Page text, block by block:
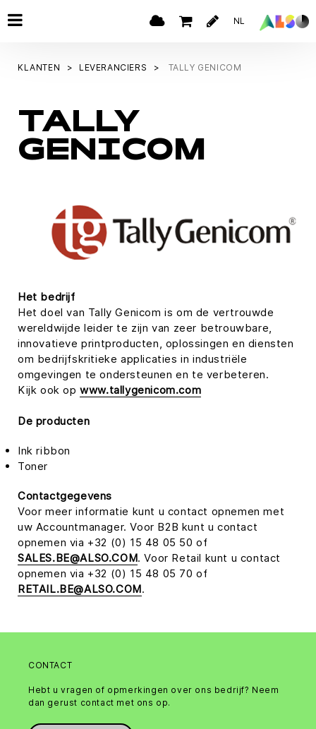
NL
KLANTEN LEVERANCIERS TALLY GENICOM
TALLY
GENICOM
Het bedrijf
Het doel van Tally Genicom is om de vertrouwde
wereldwijde leider te zijn van zeer betrouwbare,
innovatieve printproducten, oplossingen en diensten
om bedrijfskritieke applicaties in industriële
omgevingen te ondersteunen en te verbeteren.
Kijk ook opwww.tallygenicom.com
De producten
Ink ribbon
Toner
Contactgegevens
Voor meer informatie kunt u contact opnemen met
uw Accountmanager. Voor B2B kunt u contact
opnemen via +32 (0) 15 48 05 50 of
SALES.BE@ALSO.COM. Voor Retail kunt u contact
opnemen via +32 (0) 15 48 05 70 of
RETAIL.BE@ALSO.COM.
CONTACT
Hebt u vragen of opmerkingen over ons bedrijf? Neem
dan gerust contact met ons op.